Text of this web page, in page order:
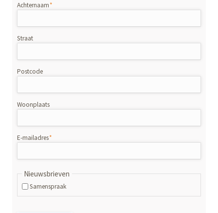
Verplicht
veld
Achternaam*
Straat
Postcode
Woonplaats
Verplicht
veld
E-mailadres*
Nieuwsbrieven
Samenspraak